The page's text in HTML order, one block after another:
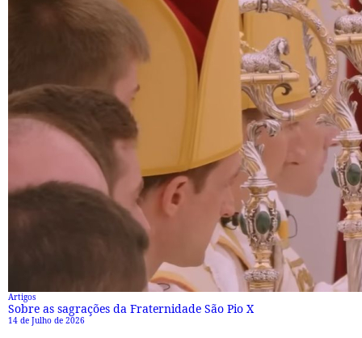
Artigos
Sobre as sagrações da Fraternidade São Pio X
14 de Julho de 2026